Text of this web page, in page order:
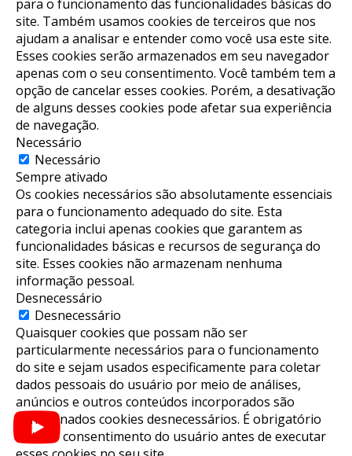
para o funcionamento das funcionalidades básicas do
site. Também usamos cookies de terceiros que nos
ajudam a analisar e entender como você usa este site.
Esses cookies serão armazenados em seu navegador
apenas com o seu consentimento. Você também tem a
opção de cancelar esses cookies. Porém, a desativação
de alguns desses cookies pode afetar sua experiência
de navegação.
Necessário
Necessário
Sempre ativado
Os cookies necessários são absolutamente essenciais
para o funcionamento adequado do site. Esta
categoria inclui apenas cookies que garantem as
funcionalidades básicas e recursos de segurança do
site. Esses cookies não armazenam nenhuma
informação pessoal.
Desnecessário
Desnecessário
Quaisquer cookies que possam não ser
particularmente necessários para o funcionamento
do site e sejam usados ​​especificamente para coletar
dados pessoais do usuário por meio de análises,
anúncios e outros conteúdos incorporados são
denominados cookies desnecessários. É obrigatório
obter o consentimento do usuário antes de executar